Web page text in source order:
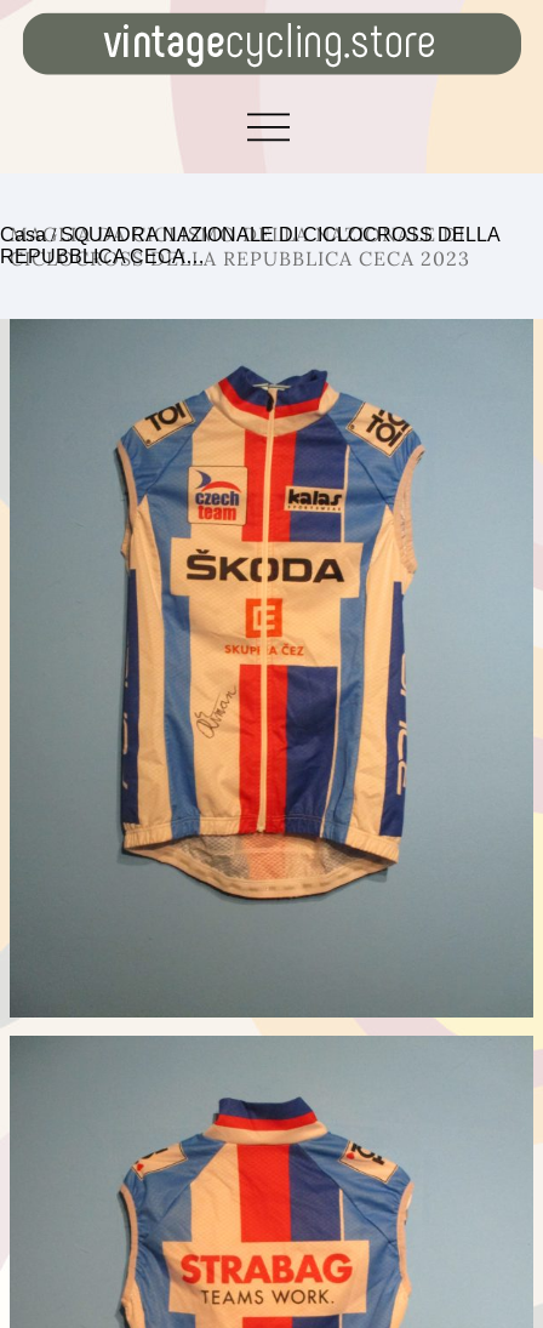
MAGLIA DA CICLISMO DELLA NAZIONALE DI
CICLOCROSS DELLA REPUBBLICA CECA 2023
Casa/SQUADRA NAZIONALE DI CICLOCROSS DELLA
REPUBBLICA CECA…